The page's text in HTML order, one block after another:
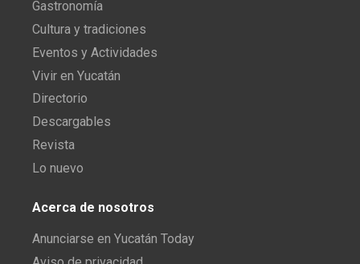
Gastronomía
Cultura y tradiciones
Eventos y Actividades
Vivir en Yucatán
Directorio
Descargables
Revista
Lo nuevo
Acerca de nosotros
Anunciarse en Yucatán Today